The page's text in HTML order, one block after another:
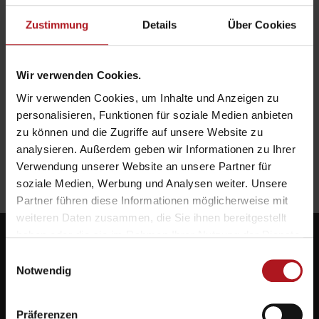
Zustimmung Details Über Cookies
Wir verwenden Cookies.
Wir verwenden Cookies, um Inhalte und Anzeigen zu
personalisieren, Funktionen für soziale Medien anbieten
zu können und die Zugriffe auf unsere Website zu
analysieren. Außerdem geben wir Informationen zu Ihrer
Verwendung unserer Website an unsere Partner für
soziale Medien, Werbung und Analysen weiter. Unsere
Partner führen diese Informationen möglicherweise mit
weiteren Daten zusammen, die Sie ihnen bereitgestellt
Notwendig
Präferenzen